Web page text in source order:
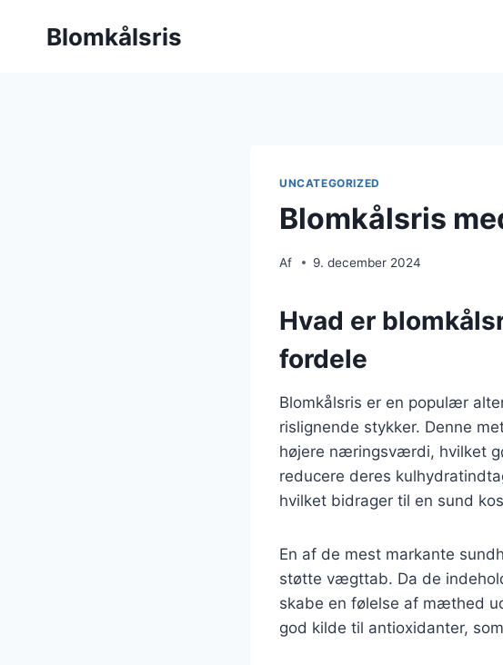
Blomkålsris
UNCATEGORIZED
Blomkålsris
Af 9. december 2024
Hvad er
fordele
Blomkålsris er en populær
rislignende stykker. Denne
højere næringsværdi, hvilket
reducere deres
hvilket bidrager til en sund
En af de mest markante
støtte vægttab. Da de
skabe en følelse af mæthed
god kilde til antioxidanter,